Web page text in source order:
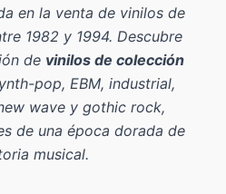
en la venta de vinilos de
1982 y 1994. Descubre
de vinilos de colección
pop, EBM, industrial,
wave y gothic rock,
de una época dorada de
musical.